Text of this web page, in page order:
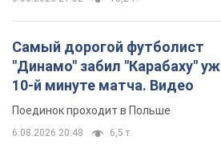
Самый дорогой футболист
"Динамо" забил "Карабаху"
10-й минуте матча. Видео
Поединок проходит в Польше
6.08.2026 20:48 6,5 т.